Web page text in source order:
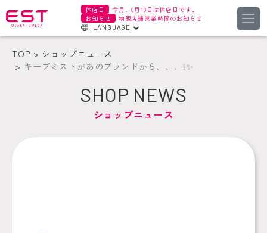
休店日
今月、8月18日は休店日です。
お知らせ
物販店舗営業時間のお知らせ
LANGUAGE
한국어
TOP
ショップニュース
キープミストがあのブランドから、、、❕✨
SHOP NEWS
ショップニュース